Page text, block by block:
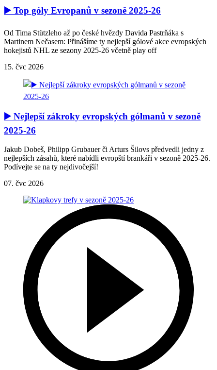
▶️ Top góly Evropanů v sezoně 2025-26
Od Tima Stützleho až po české hvězdy Davida Pastrňáka s
Martinem Nečasem: Přinášíme ty nejlepší gólové akce evropských
hokejistů NHL ze sezony 2025-26 včetně play off
15. čvc 2026
▶️ Nejlepší zákroky evropských gólmanů v sezoně
2025-26
Jakub Dobeš, Philipp Grubauer či Arturs Šilovs předvedli jedny z
nejlepších zásahů, které nabídli evropští brankáři v sezoně 2025-26.
Podívejte se na ty nejdivočejší!
07. čvc 2026